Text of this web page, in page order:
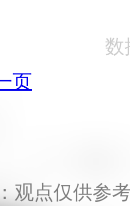
数
页
观点仅供参